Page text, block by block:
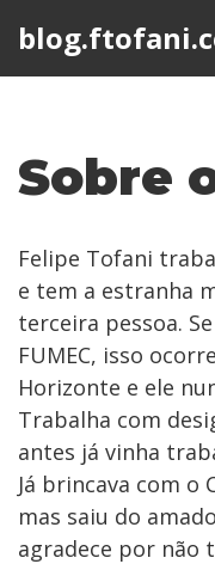
Sobre
Felipe Tofani
e tem a estranha
terceira pessoa.
FUMEC, isso
Horizonte e ele
Trabalha com
antes já vinha
Já brincava com o
mas saiu do
agradece por não